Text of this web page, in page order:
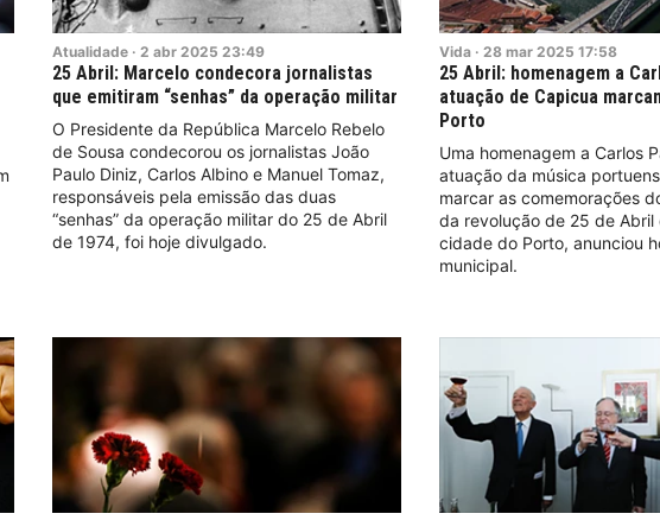
Atualidade · 2 abr 2025 23:49
25 Abril: Marcelo condecora jornalistas
que emitiram “senhas” da operação militar
O Presidente da República Marcelo Rebelo
de Sousa condecorou os jornalistas João
Paulo Diniz, Carlos Albino e Manuel Tomaz,
responsáveis pela emissão das duas
“senhas” da operação militar do 25 de Abril
de 1974, foi hoje divulgado.
Vida · 28 mar 2025 17:58
25 Abril: homenagem a
atuação de Capicua
Porto
Uma homenagem a Carlos
atuação da música
marcar as comemorações
da revolução de 25 de Abril
cidade do Porto, anunciou
municipal.